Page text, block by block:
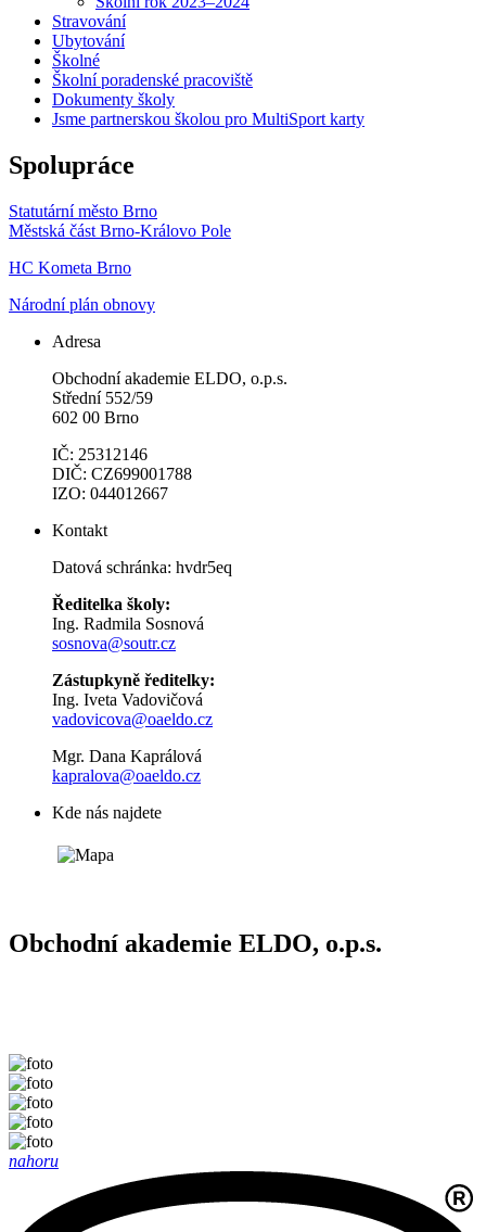
Stravování
Ubytování
Školné
Školní poradenské pracoviště
Dokumenty školy
Jsme partnerskou školou pro MultiSport karty
Spolupráce
Statutární město Brno
Městská část Brno-Královo Pole
HC Kometa Brno
Národní plán obnovy
Adresa
Obchodní akademie ELDO, o.p.s.
Střední 552/59
602 00 Brno
IČ: 25312146
DIČ: CZ699001788
IZO: 044012667
Kontakt
Datová schránka: hvdr5eq
Ředitelka školy:
Ing. Radmila Sosnová
sosnova@soutr.cz
Zástupkyně ředitelky:
Ing. Iveta Vadovičová
vadovicova@oaeldo.cz
Mgr. Dana Kaprálová
kapralova@oaeldo.cz
Kde nás najdete
Obchodní akademie ELDO, o.p.s.
nahoru